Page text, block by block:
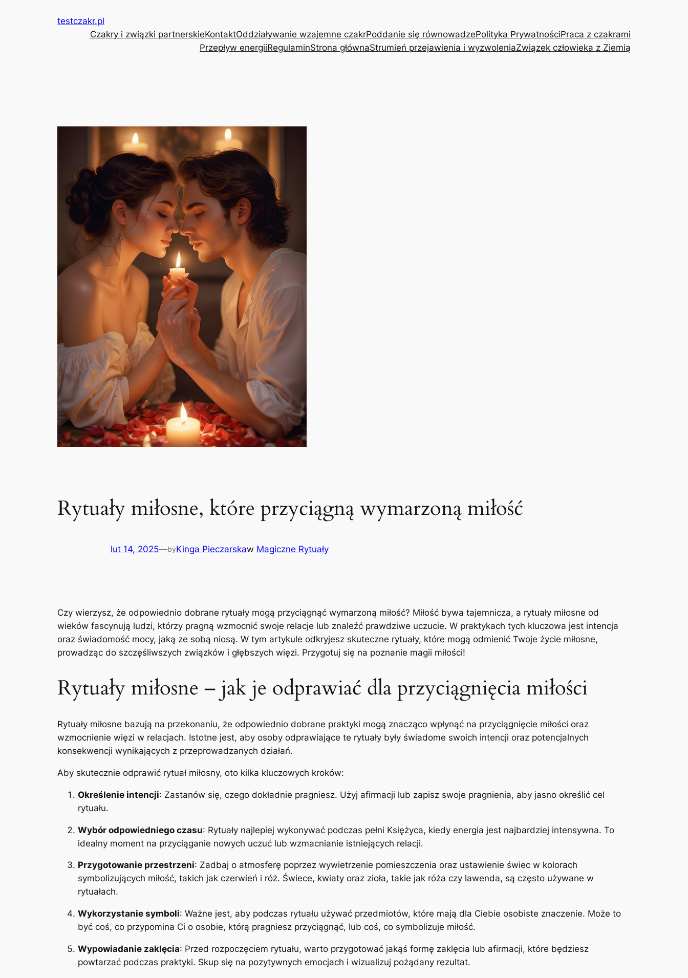
testczakr.pl
Czakry i związki partnerskieKontaktOddziaływanie wzajemne czakrPoddanie się równowadzePolityka PrywatnościPraca z czakrami
Przepływ energiiRegulaminStrona głównaStrumień przejawienia i wyzwoleniaZwiązek człowieka z Ziemią
Rytuały miłosne, które przyciągną wymarzoną miłość
lut 14, 2025—byKinga Pieczarskaw Magiczne Rytuały
Czy wierzysz, że odpowiednio dobrane rytuały mogą przyciągnąć wymarzoną miłość? Miłość bywa tajemnicza, a rytuały miłosne od
wieków fascynują ludzi, którzy pragną wzmocnić swoje relacje lub znaleźć prawdziwe uczucie. W praktykach tych kluczowa jest intencja
oraz świadomość mocy, jaką ze sobą niosą. W tym artykule odkryjesz skuteczne rytuały, które mogą odmienić Twoje życie miłosne,
prowadząc do szczęśliwszych związków i głębszych więzi. Przygotuj się na poznanie magii miłości!
Rytuały miłosne – jak je odprawiać dla przyciągnięcia miłości
Rytuały miłosne bazują na przekonaniu, że odpowiednio dobrane praktyki mogą znacząco wpłynąć na przyciągnięcie miłości oraz
wzmocnienie więzi w relacjach. Istotne jest, aby osoby odprawiające te rytuały były świadome swoich intencji oraz potencjalnych
konsekwencji wynikających z przeprowadzanych działań.
Aby skutecznie odprawić rytuał miłosny, oto kilka kluczowych kroków:
Określenie intencji: Zastanów się, czego dokładnie pragniesz. Użyj afirmacji lub zapisz swoje pragnienia, aby jasno określić cel
rytuału.
Wybór odpowiedniego czasu: Rytuały najlepiej wykonywać podczas pełni Księżyca, kiedy energia jest najbardziej intensywna. To
idealny moment na przyciąganie nowych uczuć lub wzmacnianie istniejących relacji.
Przygotowanie przestrzeni: Zadbaj o atmosferę poprzez wywietrzenie pomieszczenia oraz ustawienie świec w kolorach
symbolizujących miłość, takich jak czerwień i róż. Świece, kwiaty oraz zioła, takie jak róża czy lawenda, są często używane w
rytuałach.
Wykorzystanie symboli: Ważne jest, aby podczas rytuału używać przedmiotów, które mają dla Ciebie osobiste znaczenie. Może to
być coś, co przypomina Ci o osobie, którą pragniesz przyciągnąć, lub coś, co symbolizuje miłość.
Wypowiadanie zaklęcia: Przed rozpoczęciem rytuału, warto przygotować jakąś formę zaklęcia lub afirmacji, które będziesz
powtarzać podczas praktyki. Skup się na pozytywnych emocjach i wizualizuj pożądany rezultat.